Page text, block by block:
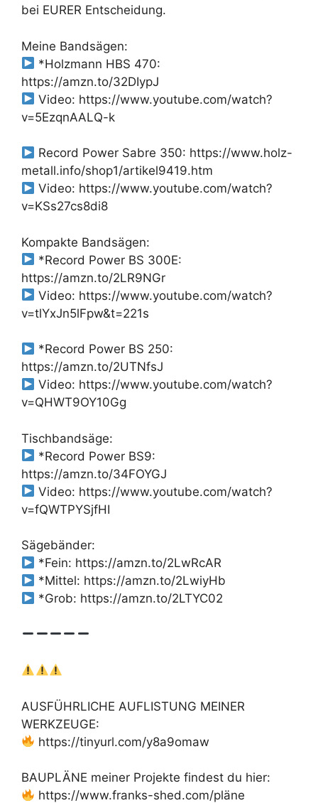
bei EURER Entscheidung.
Meine Bandsägen:
*Holzmann HBS 470:
https://amzn.to/32DIypJ
Video: https://www.youtube.com/watch?
v=5EzqnAALQ-k
Record Power Sabre 350: https://www.holz-
metall.info/shop1/artikel9419.htm
Video: https://www.youtube.com/watch?
v=KSs27cs8di8
Kompakte Bandsägen:
*Record Power BS 300E:
https://amzn.to/2LR9NGr
Video: https://www.youtube.com/watch?
v=tlYxJn5lFpw&t=221s
*Record Power BS 250:
https://amzn.to/2UTNfsJ
Video: https://www.youtube.com/watch?
v=QHWT9OY10Gg
Tischbandsäge:
*Record Power BS9:
https://amzn.to/34FOYGJ
Video: https://www.youtube.com/watch?
v=fQWTPYSjfHI
Sägebänder:
*Fein: https://amzn.to/2LwRcAR
*Mittel: https://amzn.to/2LwiyHb
*Grob: https://amzn.to/2LTYC02
AUSFÜHRLICHE AUFLISTUNG MEINER
WERKZEUGE:
https://tinyurl.com/y8a9omaw
BAUPLÄNE meiner Projekte findest du hier:
https://www.franks-shed.com/pläne